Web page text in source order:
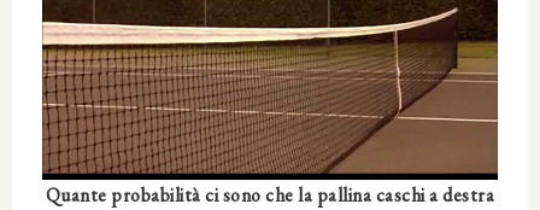
Quante probabilità ci sono che la pallina caschi a destra